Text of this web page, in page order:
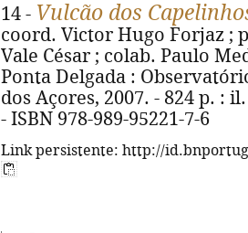
14 - Vulcão dos
coord. Victor Hugo Forjaz ;
Vale César ; colab. Paulo
Ponta Delgada :
dos Açores, 2007. - 824 p. :
- ISBN 978-989-95221-7-6
Link persistente: http://